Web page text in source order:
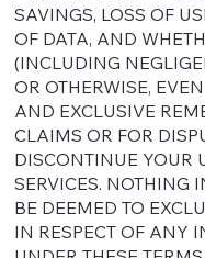
SAVINGS, LOSS OF
OF DATA, AND
(INCLUDING
OR OTHERWISE,
AND EXCLUSIVE
CLAIMS OR FOR
DISCONTINUE YOUR
SERVICES. NOTHING
BE DEEMED TO
IN RESPECT OF ANY